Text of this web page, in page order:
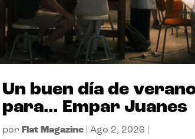
Un buen día de
para… Empar Juanes
por Flat Magazine| Ago 2, 2026